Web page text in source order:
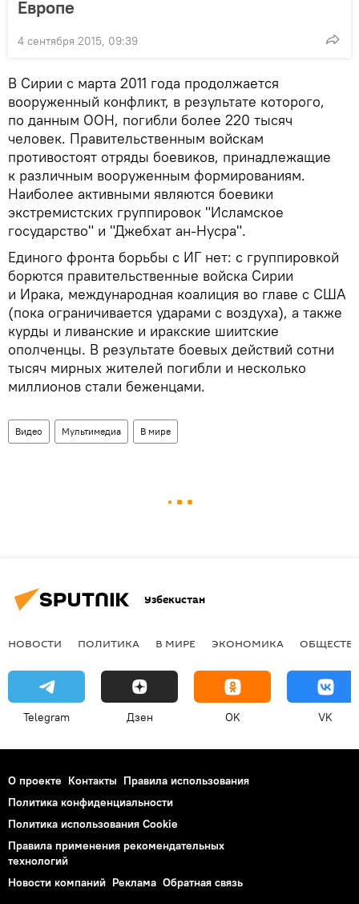
Европе
4 сентября 2015, 09:39
В Сирии с марта 2011 года продолжается
вооруженный конфликт, в результате которого,
по данным ООН, погибли более 220 тысяч
человек. Правительственным войскам
противостоят отряды боевиков, принадлежащие
к различным вооруженным формированиям.
Наиболее активными являются боевики
экстремистских группировок "Исламское
государство" и "Джебхат ан-Нусра".
Единого фронта борьбы с ИГ нет: с группировкой
борются правительственные войска Сирии
и Ирака, международная коалиция во главе с США
(пока ограничивается ударами с воздуха), а также
курды и ливанские и иракские шиитские
ополченцы. В результате боевых действий сотни
тысяч мирных жителей погибли и несколько
миллионов стали беженцами.
Видео Мультимедиа В мире
Узбекистан
НОВОСТИ ПОЛИТИКА В МИРЕ ЭКОНОМИКА
Telegram Дзен OK VK
О проекте Контакты Правила использования
Политика конфиденциальности
Политика использования Cookie
Правила применения рекомендательных
технологий
Новости компаний Реклама Обратная связь